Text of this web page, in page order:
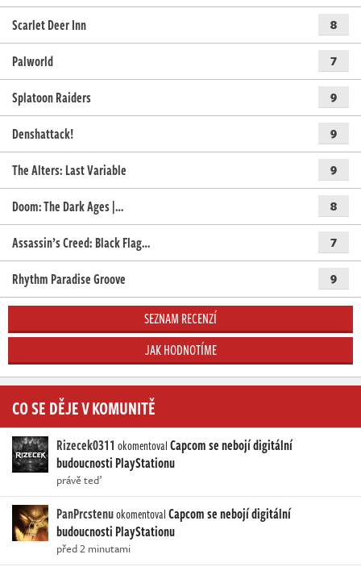
Scarlet Deer Inn
8
Palworld 7
Splatoon Raiders 9
Denshattack! 9
The Alters: Last Variable 9
Doom: The Dark Ages |… 8
Assassin’s Creed: Black Flag… 7
Rhythm Paradise Groove 9
SEZNAM RECENZÍ
JAK HODNOTÍME
CO SE DĚJE V KOMUNITĚ
Rizecek0311 okomentovalCapcom se nebojí digitální
budoucnosti PlayStationu
právě teď
PanPrcstenuokomentovalCapcom se nebojí digitální
budoucnosti PlayStationu
před 2 minutami